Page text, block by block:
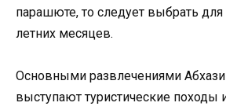
парашюте, то следует выбрать
летних месяцев.
Основными развлечениями
выступают туристические походы